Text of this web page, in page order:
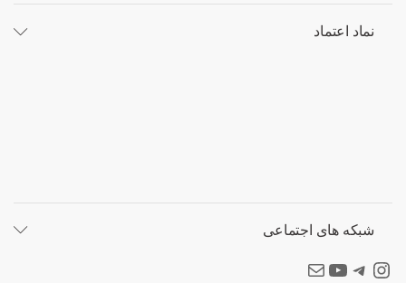
نماد اعتماد
شبکه های اجتماعی
اینستاگرام سرباغتلگرام
یوتیوب
ایمیل